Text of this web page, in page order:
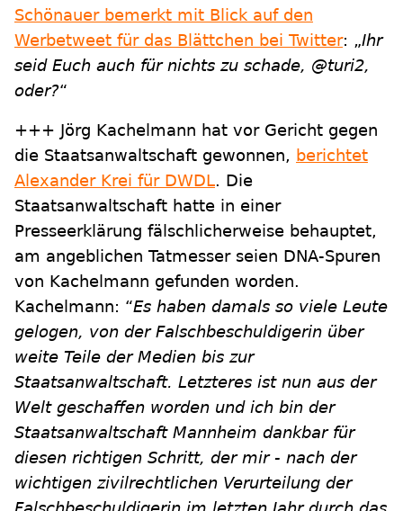
Schönauer bemerkt mit Blick auf den
Werbetweet für das Blättchen bei Twitter: „Ihr
seid Euch auch für nichts zu schade, @turi2,
oder?“
+++ Jörg Kachelmann hat vor Gericht gegen
die Staatsanwaltschaft gewonnen, berichtet
Alexander Krei für DWDL. Die
Staatsanwaltschaft hatte in einer
Presseerklärung fälschlicherweise behauptet,
am angeblichen Tatmesser seien DNA-Spuren
von Kachelmann gefunden worden.
Kachelmann: “Es haben damals so viele Leute
gelogen, von der Falschbeschuldigerin über
weite Teile der Medien bis zur
Staatsanwaltschaft. Letzteres ist nun aus der
Welt geschaffen worden und ich bin der
Staatsanwaltschaft Mannheim dankbar für
diesen richtigen Schritt, der mir - nach der
wichtigen zivilrechtlichen Verurteilung der